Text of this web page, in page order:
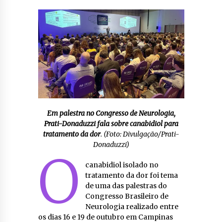
Em palestra no Congresso de Neurologia,
Prati-Donaduzzi fala sobre canabidiol para
tratamento da dor. (Foto: Divulgação/Prati-
Donaduzzi)
O
canabidiol isolado no
tratamento da dor foi tema
de uma das palestras do
Congresso Brasileiro de
Neurologia realizado entre
os dias 16 e 19 de outubro em Campinas